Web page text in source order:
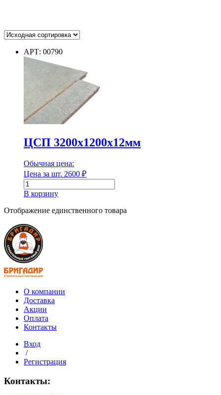
Цвет
Диаметр
Диаметр
Диаметр наружный
Диаметр наружный
Диаметр внутренний
Диаметр внутренний
Длина
Длина
Единица измерения
АРТ: 00790
ЦСП 3200х1200х12мм
Обычная цена:
Цена за шт. 2600 ₽
Количество
товара
ЦСП
3200х1200х12мм
В корзину
Отображение единственного товара
О компании
Доставка
Акции
Оплата
Контакты
Вход
/
Регистрация
Контакты: